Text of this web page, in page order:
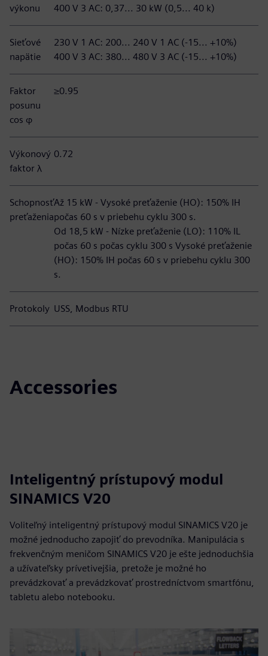
výkonu
400 V 3 AC: 0,37... 30 kW (0,5... 40 k)
Sieťové
napätie
230 V 1 AC: 200... 240 V 1 AC (-15... +10%)
400 V 3 AC: 380... 480 V 3 AC (-15... +10%)
Faktor
posunu
cos φ
≥0.95
Výkonový
faktor λ
0.72
Schopnosť
preťaženia
Až 15 kW - Vysoké preťaženie (HO): 150% IH
počas 60 s v priebehu cyklu 300 s.
Od 18,5 kW - Nízke preťaženie (LO): 110% IL
počas 60 s počas cyklu 300 s Vysoké preťaženie
(HO): 150% IH počas 60 s v priebehu cyklu 300
s.
Protokoly USS, Modbus RTU
Accessories
Inteligentný prístupový modul
SINAMICS V20
Voliteľný inteligentný prístupový modul SINAMICS V20 je
možné jednoducho zapojiť do prevodníka. Manipulácia s
frekvenčným meničom SINAMICS V20 je ešte jednoduchšia
a užívateľsky prívetivejšia, pretože je možné ho
prevádzkovať a prevádzkovať prostredníctvom smartfónu,
tabletu alebo notebooku.